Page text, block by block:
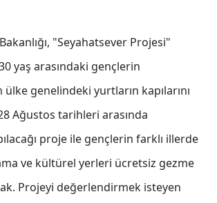
"Seyahatsever Projesi"
yaş arasındaki gençlerin
ülke genelindeki yurtların kapılarını
Ağustos tarihleri arasında
proje ile gençlerin farklı illerde
ve kültürel yerleri ücretsiz gezme
Projeyi değerlendirmek isteyen